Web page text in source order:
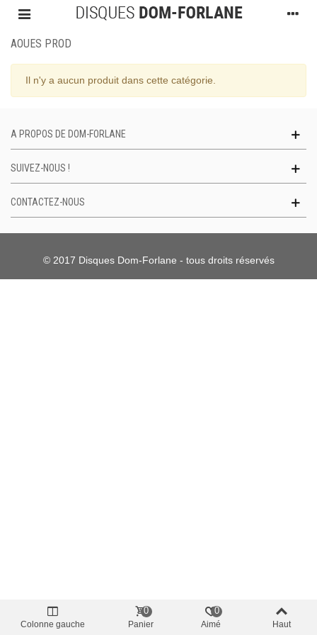
AOUES PROD
Il n'y a aucun produit dans cette catégorie.
A PROPOS DE DOM-FORLANE
SUIVEZ-NOUS !
CONTACTEZ-NOUS
© 2017 Disques Dom-Forlane - tous droits réservés
Colonne gauche Panier
0
Aimé
0
Haut